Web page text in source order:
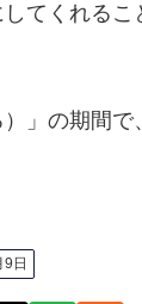
てくれる
」の期間
9日